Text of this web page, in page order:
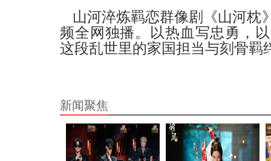
山河淬炼羁恋群像剧《山河枕
频全网独播。以热血写忠勇，
这段乱世里的家国担当与刻骨羁
新闻聚焦